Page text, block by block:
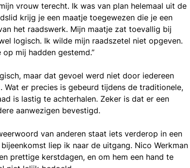
vrouw terecht. Ik was van plan helemaal uit de
krijg je een maatje toegewezen die je een
het raadswerk. Mijn maatje zat toevallig bij
logisch. Ik wilde mijn raadszetel niet opgeven.
mij hadden gestemd.”
maar dat gevoel werd niet door iedereen
Wat er precies is gebeurd tijdens de traditionele,
is lastig te achterhalen. Zeker is dat er een
aanwezigen bevestigd.
van anderen staat iets verderop in een
bijeenkomst liep ik naar de uitgang. Nico Werkman
prettige kerstdagen, en om hem een hand te